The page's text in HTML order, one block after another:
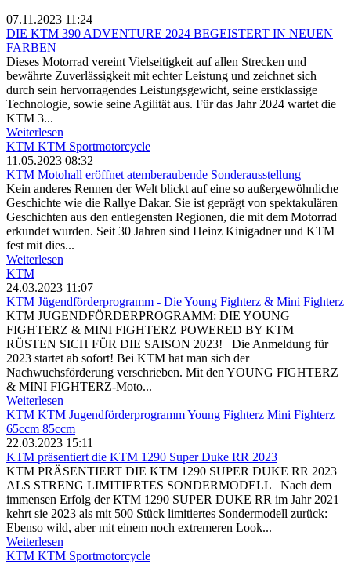
07.11.2023 11:24
DIE KTM 390 ADVENTURE 2024 BEGEISTERT IN NEUEN
FARBEN
Dieses Motorrad vereint Vielseitigkeit auf allen Strecken und
bewährte Zuverlässigkeit mit echter Leistung und zeichnet sich
durch sein hervorragendes Leistungsgewicht, seine erstklassige
Technologie, sowie seine Agilität aus. Für das Jahr 2024 wartet die
KTM 3...
Weiterlesen
KTM KTM Sportmotorcycle
11.05.2023 08:32
KTM Motohall eröffnet atemberaubende Sonderausstellung
Kein anderes Rennen der Welt blickt auf eine so außergewöhnliche
Geschichte wie die Rallye Dakar. Sie ist geprägt von spektakulären
Geschichten aus den entlegensten Regionen, die mit dem Motorrad
erkundet wurden. Seit 30 Jahren sind Heinz Kinigadner und KTM
fest mit dies...
Weiterlesen
KTM
24.03.2023 11:07
KTM Jügendförderprogramm - Die Young Fighterz & Mini Fighterz
KTM JUGENDFÖRDERPROGRAMM: DIE YOUNG
FIGHTERZ & MINI FIGHTERZ POWERED BY KTM
RÜSTEN SICH FÜR DIE SAISON 2023! Die Anmeldung für
2023 startet ab sofort! Bei KTM hat man sich der
Nachwuchsförderung verschrieben. Mit den YOUNG FIGHTERZ
& MINI FIGHTERZ-Moto...
Weiterlesen
KTM KTM JugendförderprogrammYoung Fighterz Mini Fighterz
65ccm 85ccm
22.03.2023 15:11
KTM präsentiert die KTM 1290 Super Duke RR 2023
KTM PRÄSENTIERT DIE KTM 1290 SUPER DUKE RR 2023
ALS STRENG LIMITIERTES SONDERMODELL Nach dem
immensen Erfolg der KTM 1290 SUPER DUKE RR im Jahr 2021
kehrt sie 2023 als mit 500 Stück limitiertes Sondermodell zurück:
Ebenso wild, aber mit einem noch extremeren Look...
Weiterlesen
KTM KTM Sportmotorcycle